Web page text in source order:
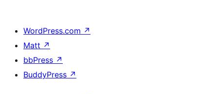
WordPress.com ↗
Matt ↗
bbPress ↗
BuddyPress ↗